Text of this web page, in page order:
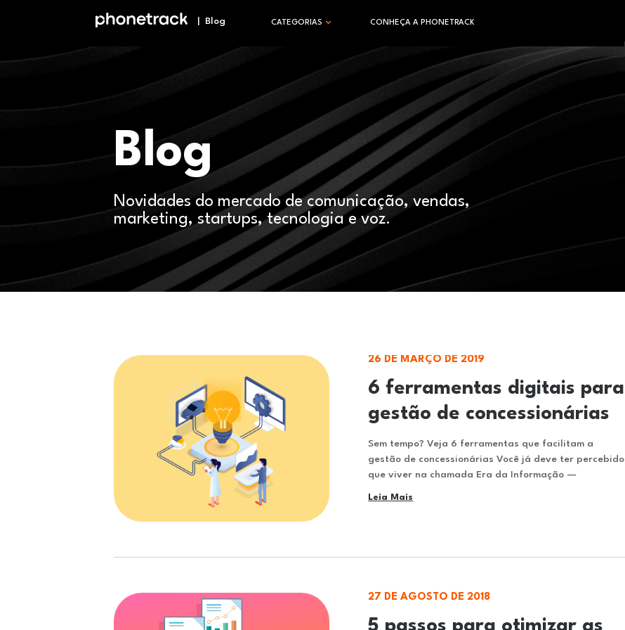
| Blog CATEGORIAS CONHEÇA A PHONETRACK
Blog
Novidades do mercado de comunicação, vendas,
marketing, startups, tecnologia e voz.
6 ferramentas digitais para
gestão de concessionárias
26 DE MARÇO DE 2019
Sem tempo? Veja 6 ferramentas que facilitam a
gestão de concessionárias Você já deve ter percebido
que viver na chamada Era da Informação —
Leia Mais
27 DE AGOSTO DE 2018